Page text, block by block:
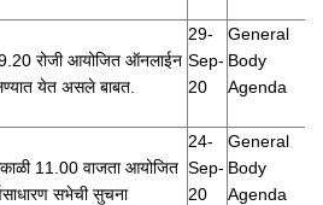
रोजी आयोजित ऑनलाईन
येत असले बाबत.
29-
Sep-
20
General
Body
Agenda
11.00 वाजता आयोजित
सभेची सुचना
24-
Sep-
20
General
Body
Agenda